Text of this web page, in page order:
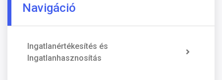
Navigáció
Ingatlanértékesítés és
Ingatlanhasznosítás